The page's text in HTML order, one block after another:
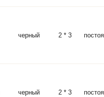
черный 2 * 3
черный 2 * 3